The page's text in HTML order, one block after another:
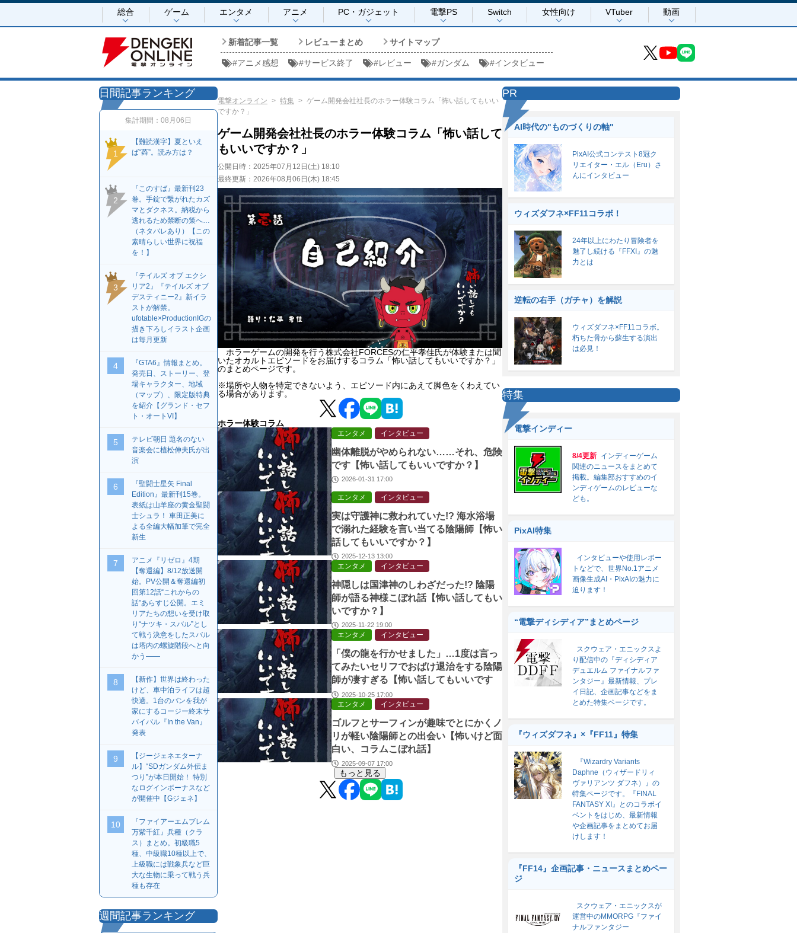
総合 ゲーム エンタメ アニメ PC・ガジェット 電撃PS Switch 女性向け VTuber 動画
新着記事一覧 レビューまとめ サイトマップ
#アニメ感想 #サービス終了 #レビュー #ガンダム #インタビュー
電撃オンライン 特集
ゲーム開発会社社長のホラー体験コラム「怖い話してもいい
ですか？」
ゲーム開発会社社長のホラー体験コラム「怖い話して
もいいですか？」
公開日時： 2025年07月12日(土) 18:10
最終更新： 2026年08月06日(木) 18:45
ホラーゲームの開発を行う株式会社FORCESの仁平孝佳氏が体験または聞
いたオカルトエピソードをお届けするコラム「怖い話してもいいですか？」
のまとめページです。
※場所や人物を特定できないよう、エピソード内にあえて脚色をくわえてい
る場合があります。
ホラー体験コラム
エンタメ インタビュー
幽体離脱がやめられない……それ、危険
です【怖い話してもいいですか？】
2026-01-31 17:00
エンタメ インタビュー
実は守護神に救われていた!? 海水浴場
で溺れた経験を言い当てる陰陽師【怖い
話してもいいですか？】
2025-12-13 13:00
エンタメ インタビュー
神隠しは国津神のしわざだった!? 陰陽
師が語る神様こぼれ話【怖い話してもい
いですか？】
2025-11-22 19:00
エンタメ インタビュー
「僕の龍を行かせました」…1度は言っ
てみたいセリフでおばけ退治をする陰陽
師が凄すぎる【怖い話してもいいです
か？】
2025-10-25 17:00
エンタメ インタビュー
ゴルフとサーフィンが趣味でとにかくノ
リが軽い陰陽師との出会い【怖いけど面
白い、コラムこぼれ話】
2025-09-07 17:00
もっと見る
日間記事ランキング
集計期間： 08月06日
1
【難読漢字】夏といえ
ば“蕣”。読み方は？
2
『このすば』最新刊23
巻。手錠で繋がれたカズ
マとダクネス。納税から
逃れるため禁断の策へ…
（ネタバレあり）【この
素晴らしい世界に祝福
を！】
3
『テイルズ オブ エクシ
リア2』『テイルズ オブ
デスティニー2』新イラ
ストが解禁。
ufotable×ProductionIGの
描き下ろしイラスト企画
は毎月更新
4
『GTA6』情報まとめ。
発売日、ストーリー、登
場キャラクター、地域
（マップ）、限定版特典
を紹介【グランド・セフ
ト・オートVI】
5
テレビ朝日 題名のない
音楽会に植松伸夫氏が出
演
6
『聖闘士星矢 Final
Edition』最新刊15巻。
表紙は山羊座の黄金聖闘
士シュラ！ 車田正美に
よる全編大幅加筆で完全
新生
7
アニメ『リゼロ』4期
【奪還編】8/12放送開
始。PV公開＆奪還編初
回第12話“これからの
話”あらすじ公開。エミ
リアたちの想いを受け取
り“ナツキ・スバル”とし
て戦う決意をしたスバル
は塔内の螺旋階段へと向
かう――
8
【新作】世界は終わった
けど、車中泊ライフは超
快適。1台のバンを我が
家にするコージー終末サ
バイバル『In the Van』
発表
9
【ジージェネエターナ
ル】“SDガンダム外伝ま
つり”が本日開始！ 特別
なログインボーナスなど
が開催中【Gジェネ】
10
『ファイアーエムブレム
万紫千紅』兵種（クラ
ス）まとめ。初級職5
種、中級職10種以上で、
上級職には戦象兵など巨
大な生物に乗って戦う兵
種も存在
週間記事ランキング
PR
AI時代の"ものづくりの軸"
PixAI公式コンテスト8冠ク
リエイター・エル（Eru）さ
んにインタビュー
ウィズダフネ×FF11コラボ！
24年以上にわたり冒険者を
魅了し続ける『FFXI』の魅
力とは
逆転の右手（ガチャ）を解説
ウィズダフネ×FF11コラボ。
朽ちた骨から蘇生する演出
は必見！
特集
電撃インディー
8/4更新 インディーゲーム
関連のニュースをまとめて
掲載。編集部おすすめのイ
ンディゲームのレビューな
ども。
PixAI特集
インタビューや使用レポー
トなどで、世界No.1アニメ
画像生成AI・PixAIの魅力に
迫ります！
“電撃ディシディア”まとめページ
スクウェア・エニックスよ
り配信中の『ディシディア
デュエルム ファイナルファ
ンタジー』最新情報、プレ
イ日記、企画記事などをま
とめた特集ページです。
『ウィズダフネ』×『FF11』特集
『Wizardry Variants
Daphne（ウィザードリィ
ヴァリアンツ ダフネ）』の
特集ページです。『FINAL
FANTASY XI』とのコラボイ
ベントをはじめ、最新情報
や企画記事をまとめてお届
けします！
『FF14』企画記事・ニュースまとめペー
ジ
スクウェア・エニックスが
運営中のMMORPG『ファイ
ナルファンタジー